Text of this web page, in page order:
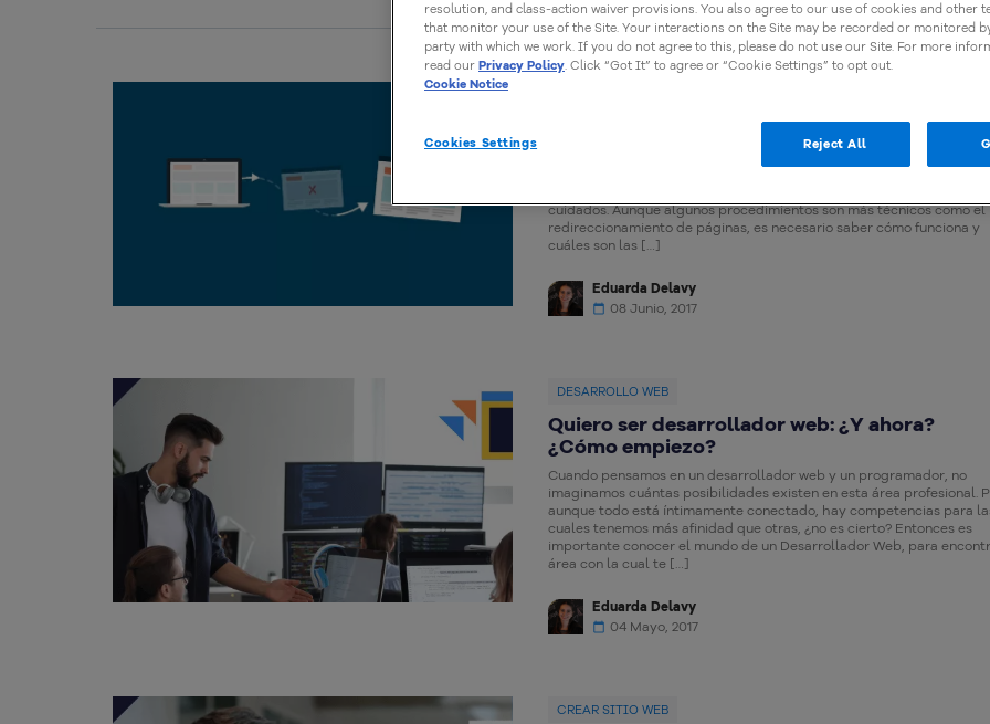
El Redirect 301 y las ventajas para tu sitio
¿Qué es el Redirect 301 y por qué es tan importante para tu sitio web?
cuidados. Aunque algunos procedimientos son más técnicos como el
redireccionamiento de páginas, es necesario saber cómo funciona y
cuáles son las […]
Eduarda Delavy
08 Junio, 2017
DESARROLLO WEB
Quiero ser desarrollador web: ¿Y ahora?
¿Cómo empiezo?
Cuando pensamos en un desarrollador web y un programador, no
imaginamos cuántas posibilidades existen en esta área profesional.
aunque todo está íntimamente conectado, hay competencias para
cuales tenemos más afinidad que otras, ¿no es cierto? Entonces es
importante conocer el mundo de un Desarrollador Web, para
área con la cual te […]
Eduarda Delavy
04 Mayo, 2017
CREAR SITIO WEB
resolution, and class-action waiver provisions. You also agree to our use of cookies and other
that monitor your use of the Site. Your interactions on the Site may be recorded or monitored
party with which we work. If you do not agree to this, please do not use our Site. For more
read our Privacy Policy. Click “Got It” to agree or “Cookie Settings” to opt out.
Cookie Notice
Cookies Settings Reject All